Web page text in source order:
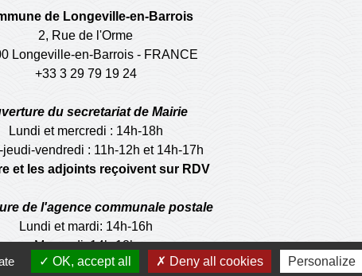
de Longeville-en-Barrois
2, Rue de l'Orme
Longeville-en-Barrois - FRANCE
+33 3 29 79 19 24
du secretariat de Mairie
Lundi et mercredi : 14h-18h
jeudi-vendredi : 11h-12h et 14h-17h
et les adjoints reçoivent sur RDV
de l'agence communale postale
Lundi et mardi: 14h-16h
Mercredi :14h-18h
Jeudi et vendredi : 9h-11h
OK, accept all Deny all cookies Personalize